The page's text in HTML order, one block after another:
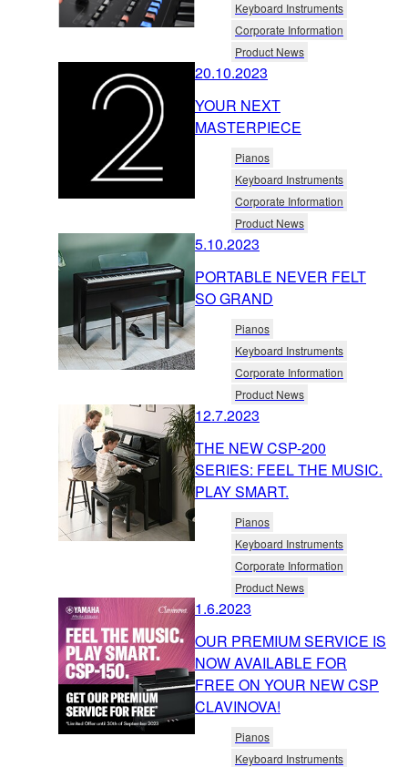
Keyboard Instruments
Corporate Information
Product News
20.10.2023
YOUR NEXT
MASTERPIECE
Pianos
Keyboard Instruments
Corporate Information
Product News
5.10.2023
PORTABLE NEVER FELT
SO GRAND
Pianos
Keyboard Instruments
Corporate Information
Product News
12.7.2023
THE NEW CSP-200
SERIES: FEEL THE MUSIC.
PLAY SMART.
Pianos
Keyboard Instruments
Corporate Information
Product News
1.6.2023
OUR PREMIUM SERVICE IS
NOW AVAILABLE FOR
FREE ON YOUR NEW CSP
CLAVINOVA!
Pianos
Keyboard Instruments